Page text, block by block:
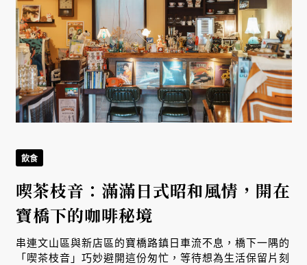
飲食
喫茶枝音：滿滿日式昭和風情，開在
寶橋下的咖啡秘境
串連文山區與新店區的寶橋路鎮日車流不息，橋下一隅的
「喫茶枝音」巧妙避開這份匆忙，等待想為生活保留片刻